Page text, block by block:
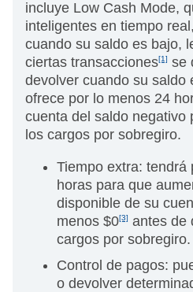
incluye Low Cash Mode,
inteligentes en tiempo
cuando su saldo es bajo,
ciertas transacciones[1] se
devolver cuando su saldo
ofrece por lo menos 24
cuenta del saldo negativo
los cargos por sobregiro.
Tiempo extra: tendrá
horas para que
disponible de su
menos $0[3] antes de
cargos por sobregiro.
Control de pagos:
o devolver